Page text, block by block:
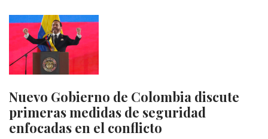
Nuevo Gobierno de Colombia discute
primeras medidas de seguridad
enfocadas en el conflicto